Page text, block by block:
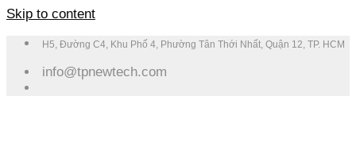
Skip to content
H5, Đường C4, Khu Phố 4, Phường Tân Thới Nhất, Quận 12, TP. HCM
info@tpnewtech.com